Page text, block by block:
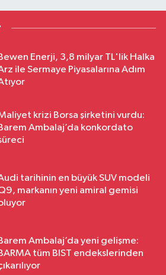
Enerji, 3,8 milyar TL'lik Halka
ile Sermaye Piyasalarına Adım
krizi Borsa şirketini vurdu:
Ambalaj’da konkordato
tarihinin en büyük SUV modeli
markanın yeni amiral gemisi
Ambalaj’da yeni gelişme:
tüm BIST endekslerinden